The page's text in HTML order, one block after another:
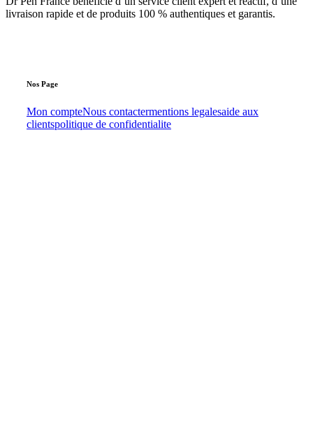
livraison rapide et de produits 100 % authentiques et garantis.
Nos Page
Mon compteNous contactermentions legalesaide aux
clientspolitique de confidentialite